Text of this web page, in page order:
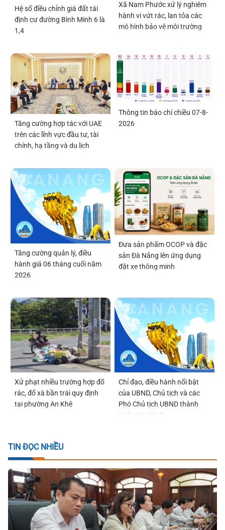
Hệ số điều chỉnh giá đất tái
định cư đường Bình Minh 6 là
1,4
Xã Nam Phước xử lý nghiêm
hành vi vứt rác, lan tỏa các
mô hình bảo vệ môi trường
Tăng cường hợp tác với UAE
trên các lĩnh vực đầu tư, tài
chính, hạ tầng và du lịch
Thông tin báo chí chiều 07-8-
2026
Tăng cường quản lý, điều
hành giá 06 tháng cuối năm
2026
Đưa sản phẩm OCOP và đặc
sản Đà Nẵng lên ứng dụng
đặt xe thông minh
Xử phạt nhiều trường hợp đổ
rác, đổ xà bần trái quy định
tại phường An Khê
Chỉ đạo, điều hành nổi bật
của UBND, Chủ tịch và các
Phó Chủ tịch UBND thành
phố ngày 06-8
TIN ĐỌC NHIỀU